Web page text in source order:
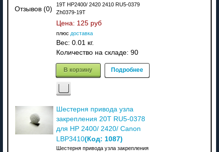
Отзывов (0)
19T HP2400/ 2420 2410 RU5-0379
Zh0379-19T
Цена: 125 руб
плюс доставка
Вес: 0.01 кг.
Количество на складе: 90
В корзину Подробнее
Шестерня привода узла
закрепления 20T RU5-0378
для HP 2400/ 2420/ Canon
LBP3410(Код: 1087)
Шестерня привода узла закрепления